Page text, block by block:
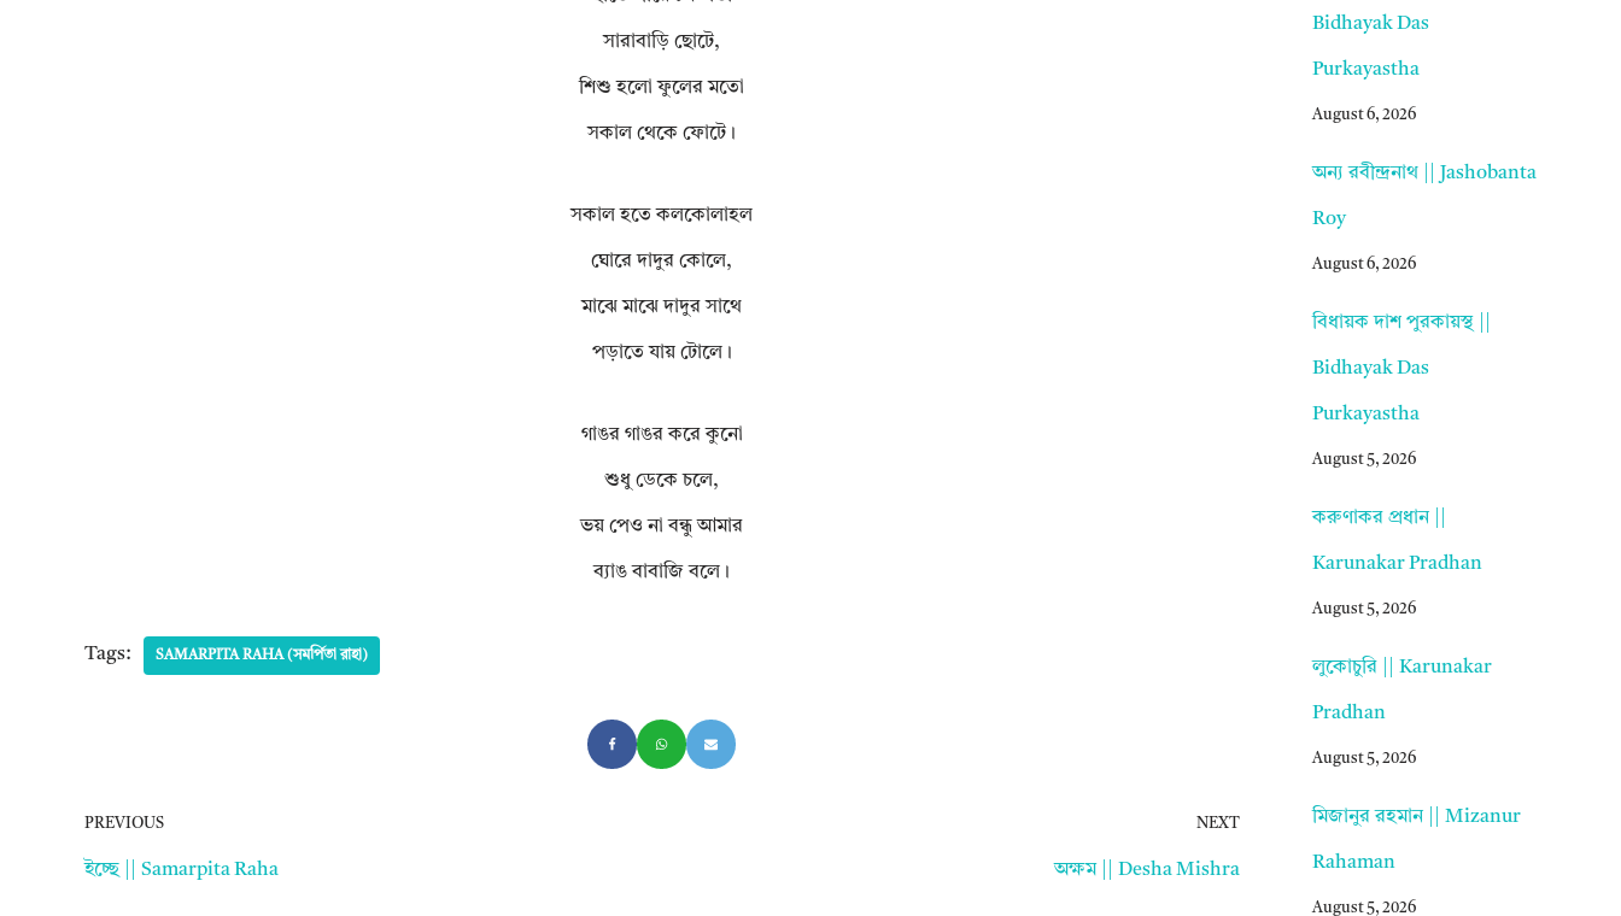
সারাবাড়ি ছোটে,
শিশু হলো ফুলের মতো
সকাল থেকে ফোটে।
সকাল হতে কলকোলাহল
ঘোরে দাদুর কোলে,
মাঝে মাঝে দাদুর সাথে
পড়াতে যায় টোলে।
গাঙর গাঙর করে কুনো
শুধু ডেকে চলে,
ভয় পেও না বন্ধু আমার
ব্যাঙ বাবাজি বলে।
Tags: SAMARPITA RAHA (সমর্পিতা রাহা)
PREVIOUS
ইচ্ছে || Samarpita Raha
NEXT
অক্ষম || Desha Mishra
Bidhayak Das
Purkayastha
August 6, 2026
অন্য রবীন্দ্রনাথ || Jashobanta
Roy
August 6, 2026
বিধায়ক দাশ পুরকায়স্থ ||
Bidhayak Das
Purkayastha
August 5, 2026
করুণাকর প্রধান ||
Karunakar Pradhan
August 5, 2026
লুকোচুরি || Karunakar
Pradhan
August 5, 2026
মিজানুর রহমান || Mizanur
Rahaman
August 5, 2026